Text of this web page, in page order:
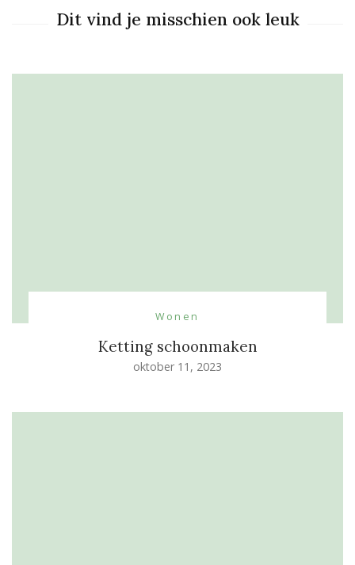
Dit vind je misschien ook leuk
Wonen
Ketting schoonmaken
oktober 11, 2023